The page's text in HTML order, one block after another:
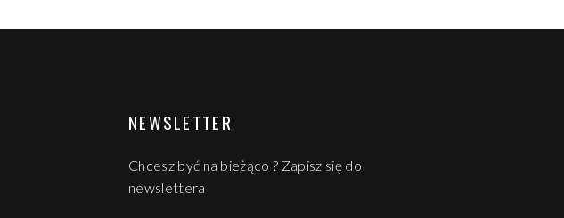
NEWSLETTER
Chcesz być na bieżąco ? Zapisz się do
newslettera